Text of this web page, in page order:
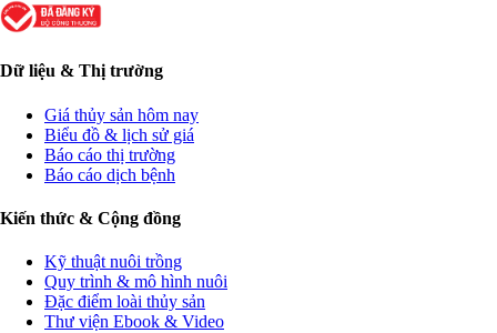
Dữ liệu & Thị trường
Giá thủy sản hôm nay
Biểu đồ & lịch sử giá
Báo cáo thị trường
Báo cáo dịch bệnh
Kiến thức & Cộng đồng
Kỹ thuật nuôi trồng
Quy trình & mô hình nuôi
Đặc điểm loài thủy sản
Thư viện Ebook & Video